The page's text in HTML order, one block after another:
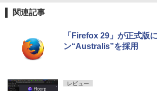
関連記事
「Firefox 29」が正式版
ン“Australis”を採用
レビュー